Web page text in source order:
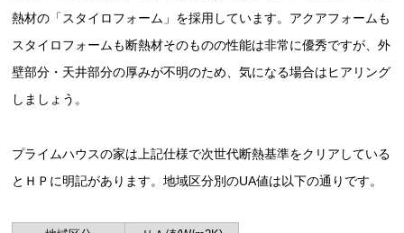
熱材の「スタイロフォーム」を採用しています。アクアフォームも
スタイロフォームも断熱材そのものの性能は非常に優秀ですが、外
壁部分・天井部分の厚みが不明のため、気になる場合はヒアリング
しましょう。
プライムハウスの家は上記仕様で次世代断熱基準をクリアしている
とＨＰに明記があります。地域区分別のUA値は以下の通りです。